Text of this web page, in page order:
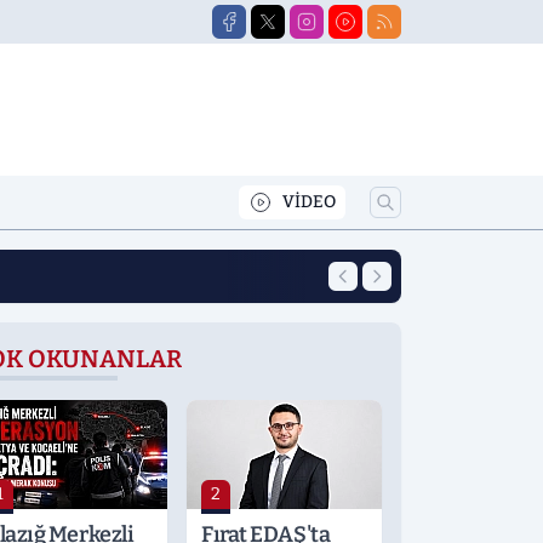
VİDEO
20:41 Şahin
OKUNANLAR
Merkezli
2
Fırat EDAŞ'ta